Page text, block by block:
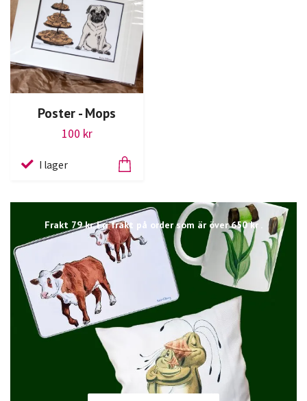
Frakt 79 kr. Fri frakt på order som är över 650 kr .
Poster - Mops
100 kr
I lager